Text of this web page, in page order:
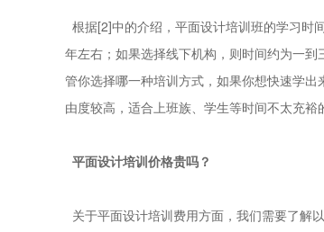
根据[2]中的介绍，平面设计培训班的学习时
年左右；如果选择线下机构，则时间约为一
管你选择哪一种培训方式，如果你想快速学
由度较高，适合上班族、学生等时间不太充裕
平面设计培训价格贵吗？
关于平面设计培训费用方面，我们需要了解